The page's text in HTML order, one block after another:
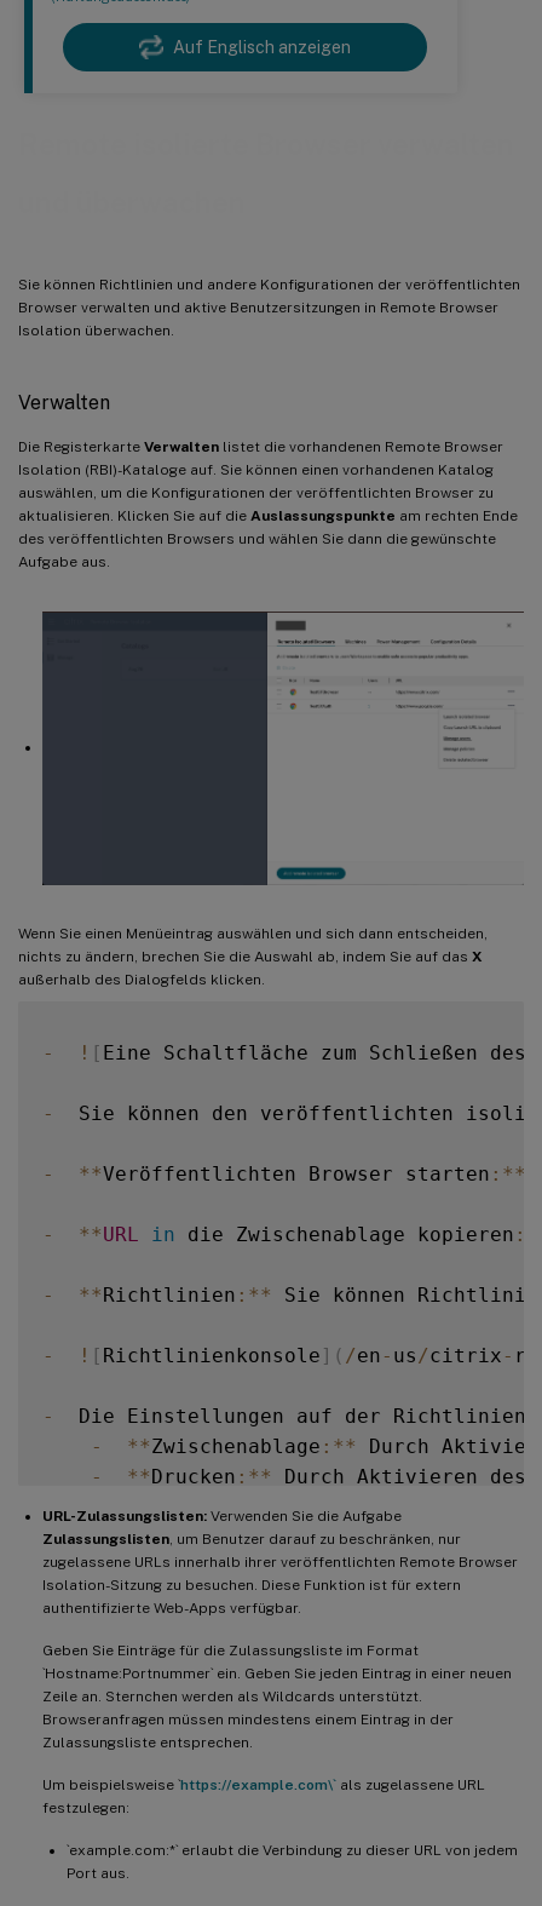
Auf Englisch anzeigen
Sie können Richtlinien und andere Konfigurationen der veröffentlichten
Browser verwalten und aktive Benutzersitzungen in Remote Browser
Isolation überwachen.
Verwalten
Die Registerkarte Verwalten listet die vorhandenen Remote Browser
Isolation (RBI)-Kataloge auf. Sie können einen vorhandenen Katalog
auswählen, um die Konfigurationen der veröffentlichten Browser zu
aktualisieren. Klicken Sie auf die Auslassungspunkte am rechten Ende
des veröffentlichten Browsers und wählen Sie dann die gewünschte
Aufgabe aus.
Wenn Sie einen Menüeintrag auswählen und sich dann entscheiden,
nichts zu ändern, brechen Sie die Auswahl ab, indem Sie auf das X
außerhalb des Dialogfelds klicken.
- ! [ Eine Schaltfläche zum Schließen
-
Sie können den veröffentlichten
- **Veröffentlichten Browser starten : **
- **URL in die Zwischenablage kopieren :
- ** Richtlinien : ** Sie können
- ! [ Richtlinienkonsole ] ( /en - us/citrix -
-
Die Einstellungen auf der
-
**Zwischenablage : **
Durch
-
** Drucken : **
Durch Aktivieren des
-
** Nicht- Kiosk **
Durch Aktivieren des
-
**Regions- Failover:** Die Regions
-
**Clientlaufwerkzuordnung:** Durch
-
Benutzer müssen heruntergeladene
![ Verzeichnis](/en-us /citrix
-
Das Dialogfeld fordert den
![Berechtigungen
- **URL
Hostname Tracking : Verwenden Sie
URL-Zulassungslisten: Verwenden Sie die Aufgabe
Zulassungslisten, um Benutzer darauf zu beschränken, nur
zugelassene URLs innerhalb ihrer veröffentlichten Remote Browser
Isolation-Sitzung zu besuchen. Diese Funktion ist für extern
authentifizierte Web-Apps verfügbar.
Geben Sie Einträge für die Zulassungsliste im Format
`Hostname:Portnummer` ein. Geben Sie jeden Eintrag in einer neuen
Zeile an. Sternchen werden als Wildcards unterstützt.
Browseranfragen müssen mindestens einem Eintrag in der
Zulassungsliste entsprechen.
Um beispielsweise `https://example.com\` als zugelassene URL
festzulegen:
`example.com:*` erlaubt die Verbindung zu dieser URL von jedem
Port aus.